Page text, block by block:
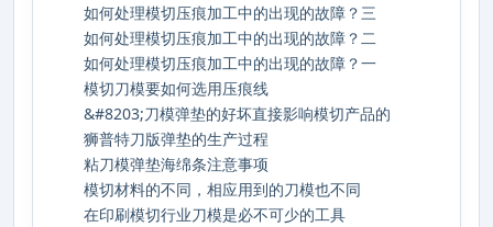
如何处理模切压痕加工中的出现的故障？三
如何处理模切压痕加工中的出现的故障？二
如何处理模切压痕加工中的出现的故障？一
模切刀模要如何选用压痕线
&#8203;刀模弹垫的好坏直接影响模切产品的
狮普特刀版弹垫的生产过程
粘刀模弹垫海绵条注意事项
模切材料的不同，相应用到的刀模也不同
在印刷模切行业刀模是必不可少的工具